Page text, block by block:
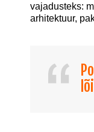
vajadusteks:
arhitektuur,